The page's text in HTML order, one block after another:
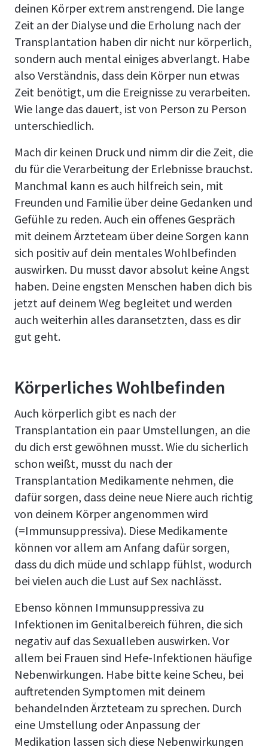
deinen Körper extrem anstrengend. Die lange
Zeit an der Dialyse und die Erholung nach der
Transplantation haben dir nicht nur körperlich,
sondern auch mental einiges abverlangt. Habe
also Verständnis, dass dein Körper nun etwas
Zeit benötigt, um die Ereignisse zu verarbeiten.
Wie lange das dauert, ist von Person zu Person
unterschiedlich.
Mach dir keinen Druck und nimm dir die Zeit, die
du für die Verarbeitung der Erlebnisse brauchst.
Manchmal kann es auch hilfreich sein, mit
Freunden und Familie über deine Gedanken und
Gefühle zu reden. Auch ein offenes Gespräch
mit deinem Ärzteteam über deine Sorgen kann
sich positiv auf dein mentales Wohlbefinden
auswirken. Du musst davor absolut keine Angst
haben. Deine engsten Menschen haben dich bis
jetzt auf deinem Weg begleitet und werden
auch weiterhin alles daransetzten, dass es dir
gut geht.
Körperliches Wohlbefinden
Auch körperlich gibt es nach der
Transplantation ein paar Umstellungen, an die
du dich erst gewöhnen musst. Wie du sicherlich
schon weißt, musst du nach der
Transplantation Medikamente nehmen, die
dafür sorgen, dass deine neue Niere auch richtig
von deinem Körper angenommen wird
(=Immunsuppressiva). Diese Medikamente
können vor allem am Anfang dafür sorgen,
dass du dich müde und schlapp fühlst, wodurch
bei vielen auch die Lust auf Sex nachlässt.
Ebenso können Immunsuppressiva zu
Infektionen im Genitalbereich führen, die sich
negativ auf das Sexualleben auswirken. Vor
allem bei Frauen sind Hefe-Infektionen häufige
Nebenwirkungen. Habe bitte keine Scheu, bei
auftretenden Symptomen mit deinem
behandelnden Ärzteteam zu sprechen. Durch
eine Umstellung oder Anpassung der
Medikation lassen sich diese Nebenwirkungen